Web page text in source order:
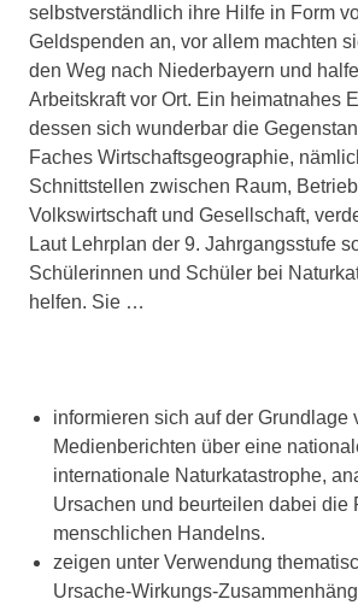
selbstverständlich ihre Hilfe in Form
Geldspenden an, vor allem machten
den Weg nach Niederbayern und
Arbeitskraft vor Ort. Ein heimatnahes
dessen sich wunderbar die
Faches Wirtschaftsgeographie,
Schnittstellen zwischen Raum,
Volkswirtschaft und Gesellschaft,
Laut Lehrplan der 9. Jahrgangsstufe
Schülerinnen und Schüler bei
helfen. Sie …
informieren sich auf der Grundlage
Medienberichten über eine
internationale Naturkatastrophe,
Ursachen und beurteilen dabei die
menschlichen Handelns.
zeigen unter Verwendung
Ursache-Wirkungs-